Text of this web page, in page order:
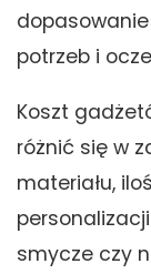
potrzeb i
Koszt
różnić się w
materiału,
smycze czy